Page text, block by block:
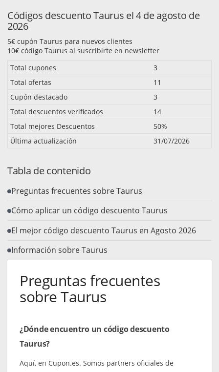
Códigos descuento Taurus el 4 de agosto de
2026
5€ cupón Taurus para nuevos clientes
10€ código Taurus al suscribirte en newsletter
Total cupones
3
Total ofertas
11
Cupón destacado
3
Total descuentos verificados
14
Total mejores Descuentos
50%
Última actualización
31/07/2026
Tabla de contenido
Preguntas frecuentes sobre Taurus
Cómo aplicar un código descuento Taurus
El mejor código descuento Taurus en Agosto 2026
Información sobre Taurus
Preguntas frecuentes
sobre Taurus
¿Dónde encuentro un código descuento
Taurus?
Aquí, en Cupon.es. Somos partners oficiales de